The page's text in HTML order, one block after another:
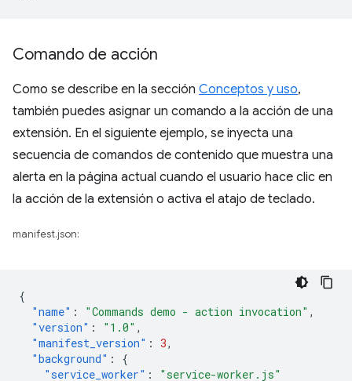
Comando de acción
Como se describe en la sección Conceptos y uso,
también puedes asignar un comando a la acción de una
extensión. En el siguiente ejemplo, se inyecta una
secuencia de comandos de contenido que muestra una
alerta en la página actual cuando el usuario hace clic en
la acción de la extensión o activa el atajo de teclado.
manifest.json:
{
"name" : "Commands demo - action invocation" ,
"version" : "1.0" ,
"manifest_version" : 3,
"background" :
{
"service_worker" :
"service-worker.js"